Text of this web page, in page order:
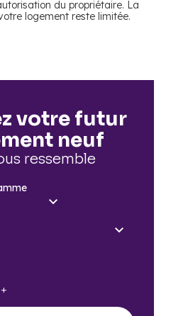
du propriétaire. La
logement reste limitée.
votre futur
neuf
ressemble